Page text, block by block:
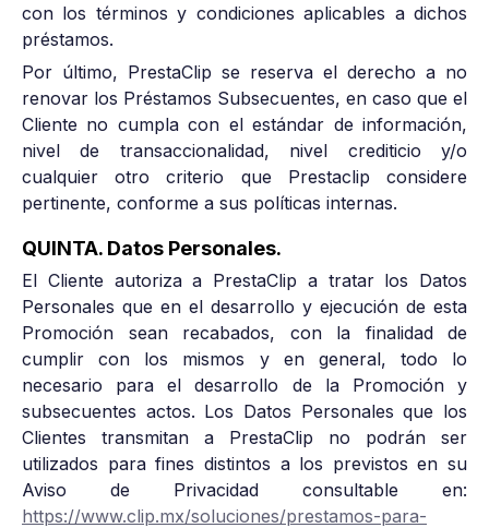
con los términos y condiciones aplicables a dichos
préstamos.
Por último, PrestaClip se reserva el derecho a no
renovar los Préstamos Subsecuentes, en caso que el
Cliente no cumpla con el estándar de información,
nivel de transaccionalidad, nivel crediticio y/o
cualquier otro criterio que Prestaclip considere
pertinente, conforme a sus políticas internas.
QUINTA. Datos Personales.
El Cliente autoriza a PrestaClip a tratar los Datos
Personales que en el desarrollo y ejecución de esta
Promoción sean recabados, con la finalidad de
cumplir con los mismos y en general, todo lo
necesario para el desarrollo de la Promoción y
subsecuentes actos. Los Datos Personales que los
Clientes transmitan a PrestaClip no podrán ser
utilizados para fines distintos a los previstos en su
Aviso de Privacidad consultable en:
https://www.clip.mx/soluciones/prestamos-para-